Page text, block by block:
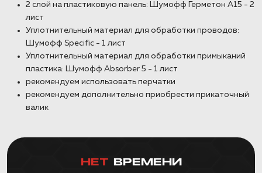
2 слой на пластиковую панель: Шумофф Герметон А15 - 2
лист
Уплотнительный материал для обработки проводов:
Шумофф Specific - 1 лист
Уплотнительный материал для обработки примыканий
пластика: Шумофф Absorber 5 - 1 лист
рекомендуем использовать перчатки
рекомендуем дополнительно приобрести прикаточный
валик
НЕТ ВРЕМЕНИ